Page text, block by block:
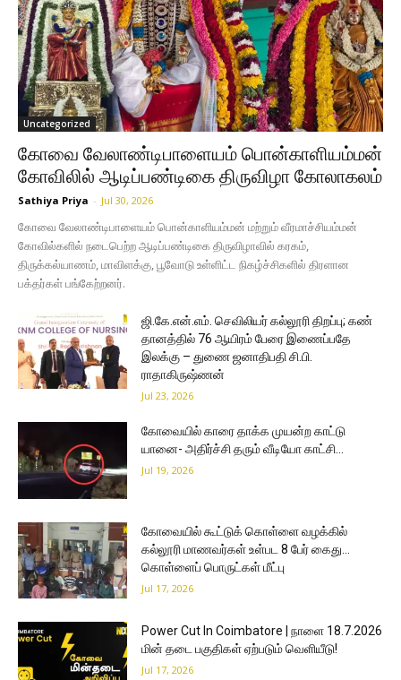
Uncategorized
கோவை வேலாண்டிபாளையம் பொன்காளியம்மன்
கோவிலில் ஆடிப்பண்டிகை திருவிழா கோலாகலம்
Sathiya Priya - Jul 30, 2026
கோவை வேலாண்டிபாளையம் பொன்காளியம்மன் மற்றும் வீரமாச்சியம்மன்
கோவில்களில் நடைபெற்ற ஆடிப்பண்டிகை திருவிழாவில் கரகம்,
திருக்கல்யாணம், மாவிளக்கு, பூவோடு உள்ளிட்ட நிகழ்ச்சிகளில் திரளான
பக்தர்கள் பங்கேற்றனர்.
ஜி.கே.என்.எம். செவிலியர் கல்லூரி திறப்பு; கண்
தானத்தில் 76 ஆயிரம் பேரை இணைப்பதே
இலக்கு – துணை ஜனாதிபதி சி.பி.
ராதாகிருஷ்ணன்
Jul 23, 2026
கோவையில் காரை தாக்க முயன்ற காட்டு
யானை- அதிர்ச்சி தரும் வீடியோ காட்சி…
Jul 19, 2026
கோவையில் கூட்டுக் கொள்ளை வழக்கில்
கல்லூரி மாணவர்கள் உள்பட 8 பேர் கைது…
கொள்ளைப் பொருட்கள் மீட்பு
Jul 17, 2026
Power Cut In Coimbatore | நாளை 18.7.2026
மின் தடை பகுதிகள் ஏற்படும் வெளியீடு!
Jul 17, 2026